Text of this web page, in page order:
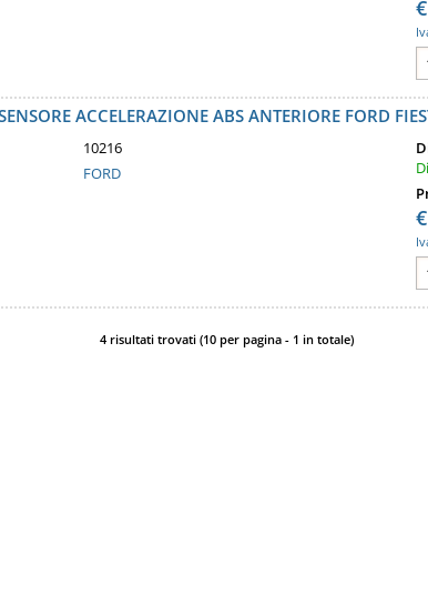
€
ACCELERAZIONE ABS ANTERIORE FORD
10216
FORD
€
4 risultati trovati (10 per pagina - 1 in totale)